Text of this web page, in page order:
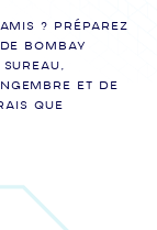
? Préparez
BOMBAY
et de
que